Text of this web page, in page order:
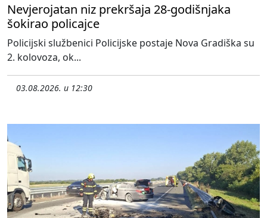
Nevjerojatan niz prekršaja 28-godišnjaka
šokirao policajce
Policijski službenici Policijske postaje Nova Gradiška su
2. kolovoza, ok...
03.08.2026. u 12:30